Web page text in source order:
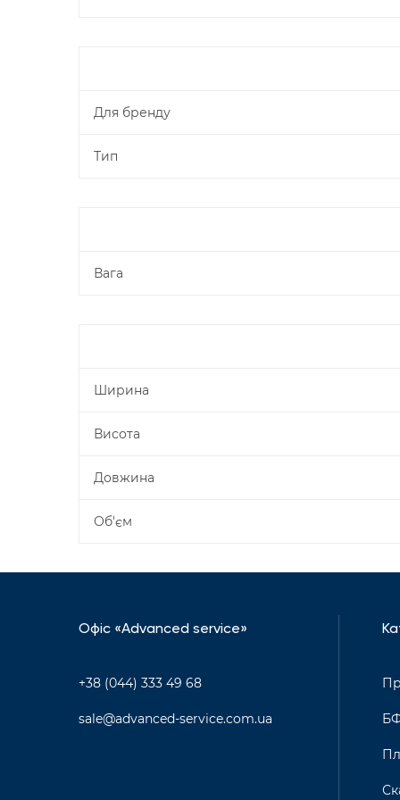
Для бренду
Тип
Вага
Ширина
Висота
Довжина
Об'єм
Офіс «Advanced service»
+38 (044) 333 49 68
sale@advanced-service.com.ua